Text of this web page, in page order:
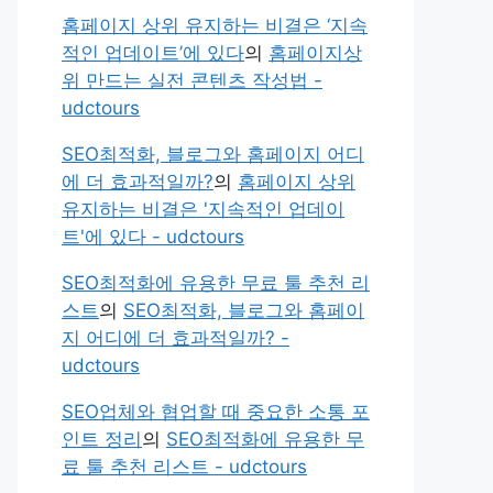
홈페이지 상위 유지하는 비결은 ‘지속
적인 업데이트’에 있다의 홈페이지상
위 만드는 실전 콘텐츠 작성법 -
udctours
SEO최적화, 블로그와 홈페이지 어디
에 더 효과적일까?의 홈페이지 상위
유지하는 비결은 '지속적인 업데이
트'에 있다 - udctours
SEO최적화에 유용한 무료 툴 추천 리
스트의 SEO최적화, 블로그와 홈페이
지 어디에 더 효과적일까? -
udctours
SEO업체와 협업할 때 중요한 소통 포
인트 정리 의 SEO최적화에 유용한 무
료 툴 추천 리스트 - udctours